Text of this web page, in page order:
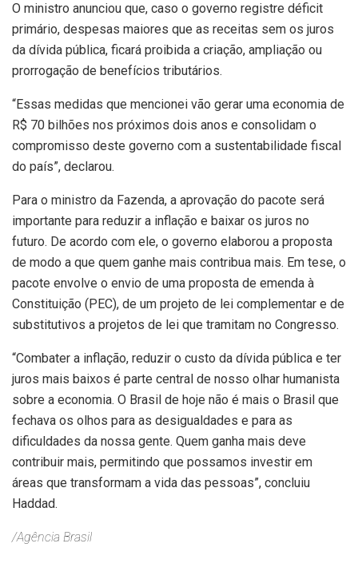
O ministro anunciou que, caso o governo registre déficit
primário, despesas maiores que as receitas sem os juros
da dívida pública, ficará proibida a criação, ampliação ou
prorrogação de benefícios tributários.
“Essas medidas que mencionei vão gerar uma economia de
R$ 70 bilhões nos próximos dois anos e consolidam o
compromisso deste governo com a sustentabilidade fiscal
do país”, declarou.
Para o ministro da Fazenda, a aprovação do pacote será
importante para reduzir a inflação e baixar os juros no
futuro. De acordo com ele, o governo elaborou a proposta
de modo a que quem ganhe mais contribua mais. Em tese, o
pacote envolve o envio de uma proposta de emenda à
Constituição (PEC), de um projeto de lei complementar e de
substitutivos a projetos de lei que tramitam no Congresso.
“Combater a inflação, reduzir o custo da dívida pública e ter
juros mais baixos é parte central de nosso olhar humanista
sobre a economia. O Brasil de hoje não é mais o Brasil que
fechava os olhos para as desigualdades e para as
dificuldades da nossa gente. Quem ganha mais deve
contribuir mais, permitindo que possamos investir em
áreas que transformam a vida das pessoas”, concluiu
Haddad.
/Agência Brasil